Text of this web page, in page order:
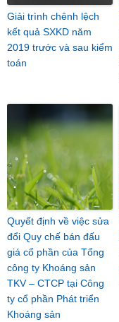
Giải trình chênh lệch
kết quả SXKD năm
2019 trước và sau kiểm
toán
Quyết định về việc sửa
đổi Quy chế bán đấu
giá cổ phần của Tổng
công ty Khoáng sản
TKV – CTCP tại Công
ty cổ phần Phát triển
Khoáng sản